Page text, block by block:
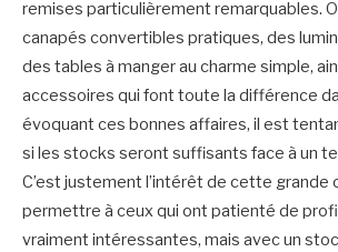
remises particulièrement remarquables.
canapés convertibles pratiques, des
des tables à manger au charme simple,
accessoires qui font toute la différence
évoquant ces bonnes affaires, il est
si les stocks seront suffisants face à un
C’est justement l’intérêt de cette grande
permettre à ceux qui ont patienté de
vraiment intéressantes, mais avec un